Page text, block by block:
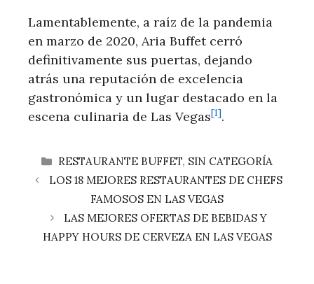
Lamentablemente, a raíz de la pandemia
en marzo de 2020, Aria Buffet ⁢cerró
⁢definitivamente sus puertas, dejando
atrás una reputación de excelencia
gastronómica y un ‍lugar destacado⁣ en la‌
escena culinaria de ⁤Las Vegas[1].
CATEGORÍAS
RESTAURANTE BUFFET, SIN CATEGORÍA
LOS 18 MEJORES RESTAURANTES DE CHEFS
FAMOSOS EN LAS VEGAS
LAS MEJORES OFERTAS DE BEBIDAS Y
HAPPY HOURS DE CERVEZA EN LAS VEGAS